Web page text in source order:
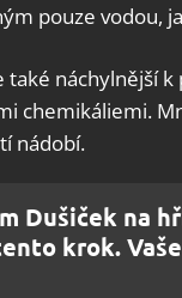
pouze vodou,
náchylnější k
chemikáliemi.
nádobí.
Dušiček na
krok.